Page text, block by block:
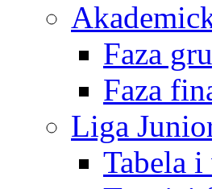
Faza
Faza
Liga
Tabela